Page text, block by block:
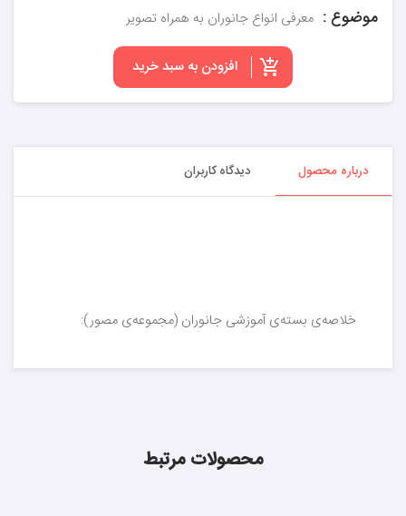
موضوع : معرفی انواع جانوران به همراه تصویر
افزودن به سبد خرید
درباره محصول دیدگاه کاربران
خلاصه‌ی بسته‌ی آموزشی جانوران (مجموعه‌ی مصور):
محصولات مرتبط